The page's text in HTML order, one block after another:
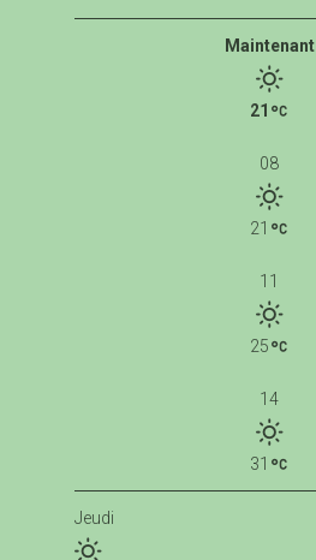
Maintenant
21
08
21
11
25
14
31
Jeudi